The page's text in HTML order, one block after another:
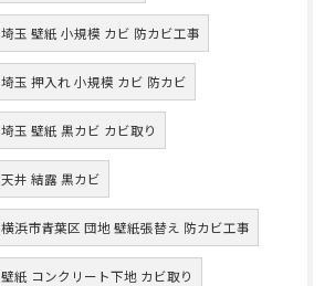
埼玉 壁紙 小規模 カビ 防カビ工事
埼玉 押入れ 小規模 カビ 防カビ
埼玉 壁紙 黒カビ カビ取り
天井 結露 黒カビ
横浜市青葉区 団地 壁紙張替え 防カビ工事
壁紙 コンクリート下地 カビ取り